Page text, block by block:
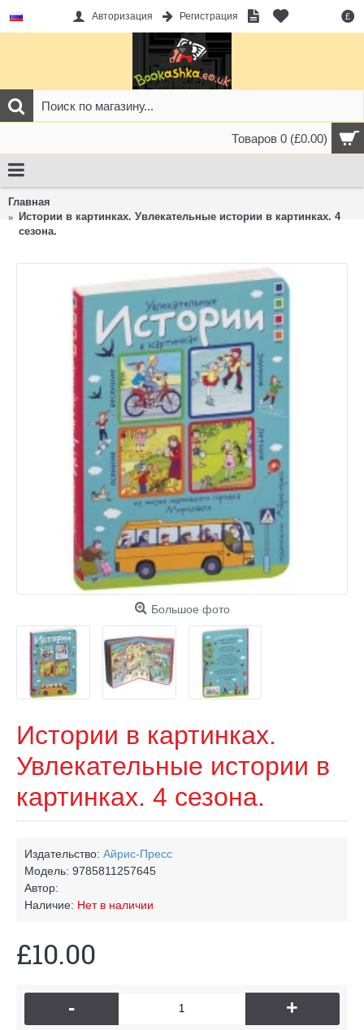
£
Авторизация Регистрация
Товаров 0 (£0.00)
Главная
Истории в картинках. Увлекательные истории в картинках. 4
сезона.
Большое фото
Истории в картинках.
Увлекательные истории в
картинках. 4 сезона.
Издательство: Айрис-Пресс
Модель: 9785811257645
Автор:
Наличие: Нет в наличии
£10.00
- +